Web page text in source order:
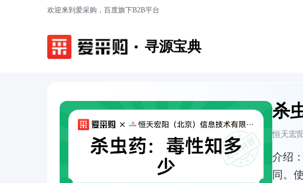
欢迎来到爱采购，百度旗下B2B平台
寻源宝典
杀
恒天宏
介绍：
同。